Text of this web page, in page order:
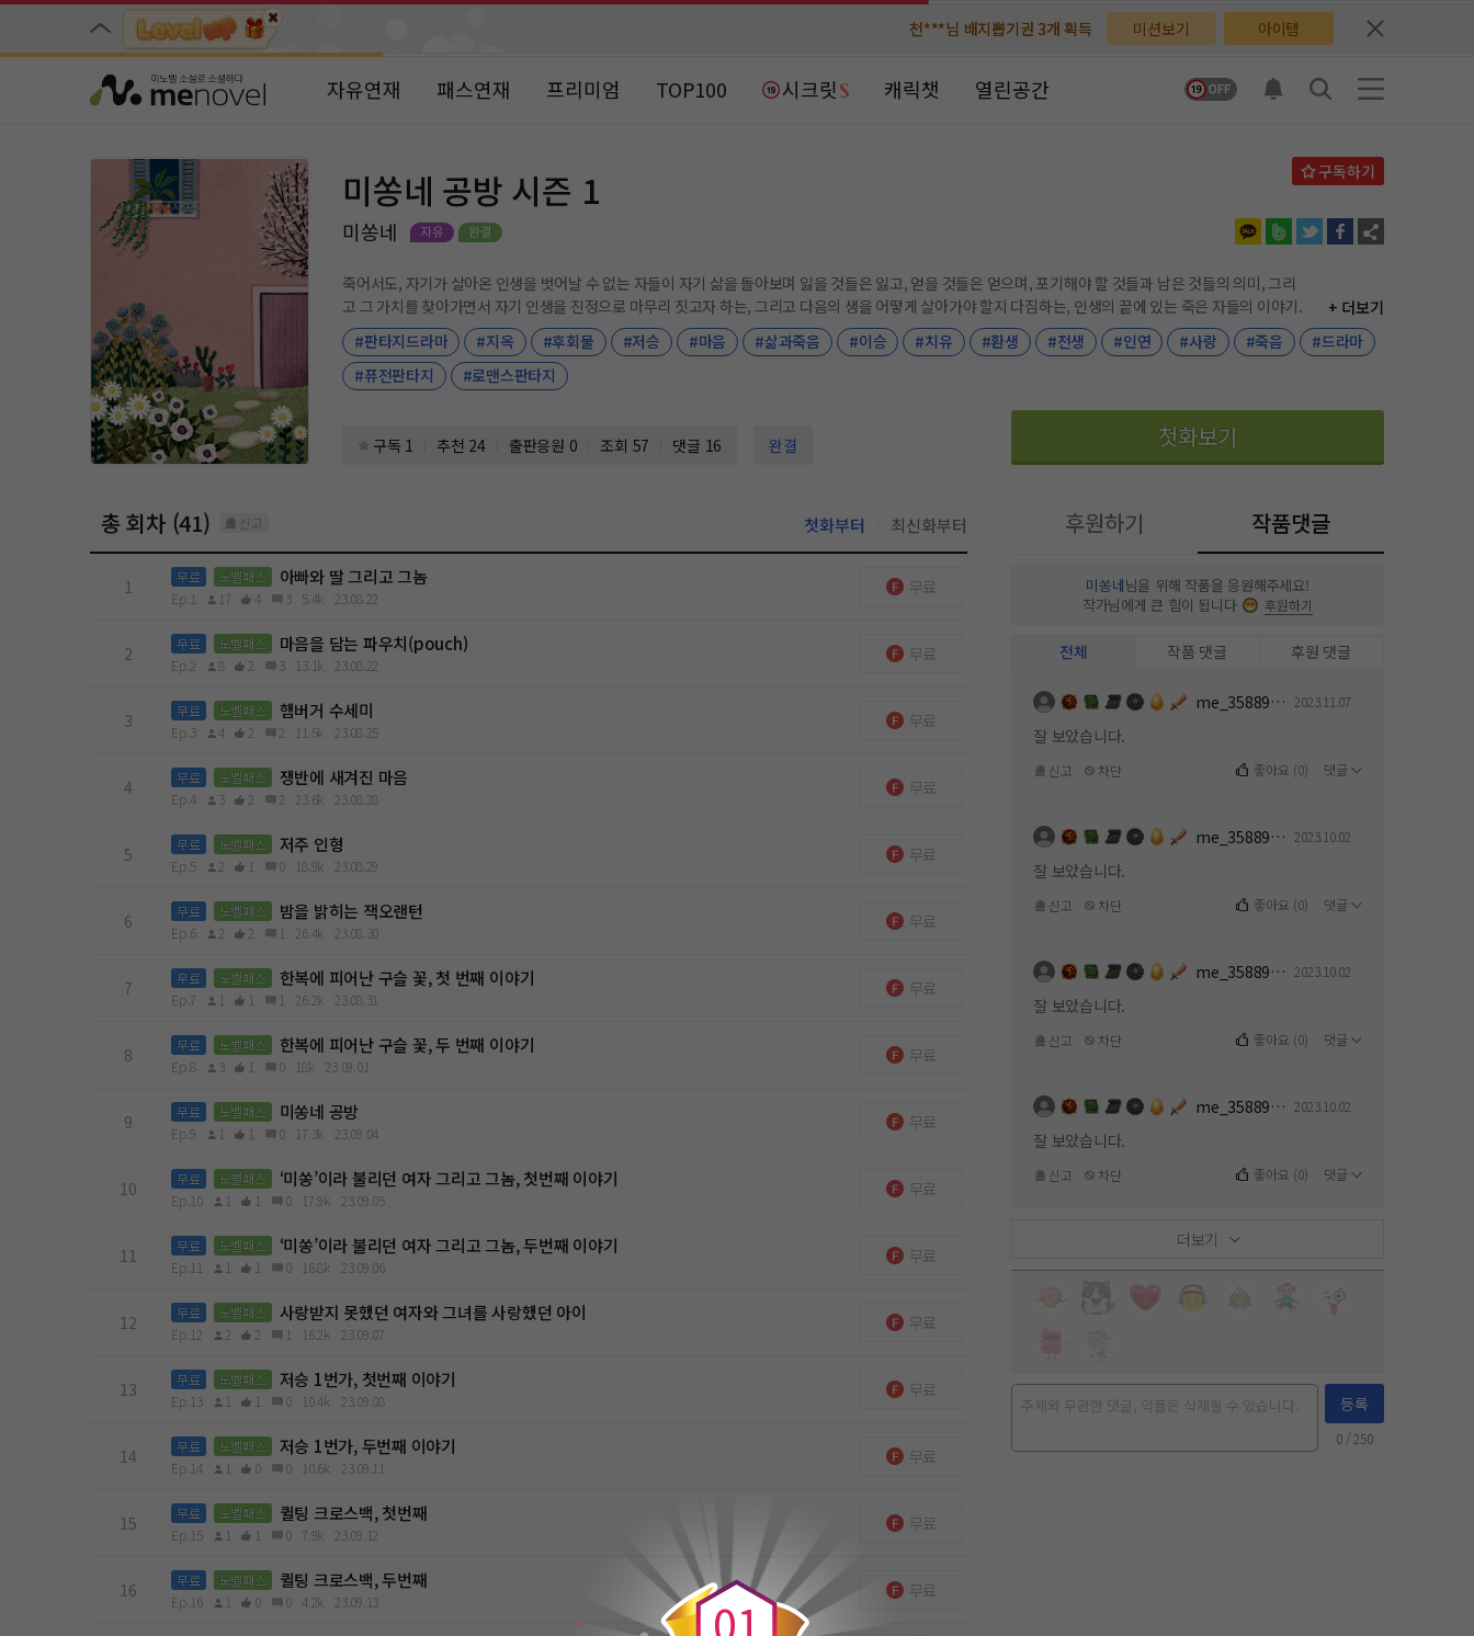
천***님 배지뽑기권 3개 획득
천***님 배지뽑기권 3개 획득
메**님 노벨패스 체험권 3일 획득
메**님 노벨패스 체험권 3일 획득
갈***님 후원10코인 획득
갈***님 후원10코인 획득
미션보기 아이템
자유연재 패스연재 프리미엄 TOP100 시크릿 캐릭챗 열린공간
미쏭네 공방 시즌 1
미쏭네
죽어서도, 자기가 살아온 인생을 벗어날 수 없는 자들이 자기 삶을 돌아보며 잃을 것들은 잃고, 얻을 것들은 얻으며, 포기해야 할 것들과 남은 것들의 의미, 그리
고 그 가치를 찾아가면서 자기 인생을 진정으로 마무리 짓고자 하는, 그리고 다음의 생을 어떻게 살아가야 할지 다짐하는, 인생의 끝에 있는 죽은 자들의 이야기.
+ 더보기
#판타지드라마
#지옥 #후회물 #저승 #마음 #삶과죽음 #이승 #치유 #환생 #전생 #인연 #사랑 #죽음
#드라마
#퓨전판타지
#로맨스판타지
구독 1 추천 24 출판응원 0 조회 57 댓글 16 완결 첫화보기
총 회차 (41) 신고 첫화부터 최신화부터
1 무료 노벨패스 아빠와 딸 그리고 그놈
Ep.1 17 4 3 5.4k 23.08.22
무료
2 무료 노벨패스 마음을 담는 파우치(pouch)
Ep.2 8 2 3 13.1k 23.08.22
무료
3 무료 노벨패스 햄버거 수세미
Ep.3 4 2 2 11.5k 23.08.25
무료
4 무료 노벨패스 쟁반에 새겨진 마음
Ep.4 3 2 2 23.6k 23.08.28
무료
5 무료 노벨패스 저주 인형
Ep.5 2 1 0 18.9k 23.08.29
무료
6 무료 노벨패스 밤을 밝히는 잭오랜턴
Ep.6 2 2 1 26.4k 23.08.30
무료
7 무료 노벨패스 한복에 피어난 구슬 꽃, 첫 번째 이야기
Ep.7 1 1 1 26.2k 23.08.31
무료
8 무료 노벨패스 한복에 피어난 구슬 꽃, 두 번째 이야기
Ep.8 3 1 0 18k 23.09.01
무료
9 무료 노벨패스 미쏭네 공방
Ep.9 1 1 0 17.3k 23.09.04
무료
10 무료 노벨패스 ‘미쏭’이라 불리던 여자 그리고 그놈, 첫번째 이야기
Ep.10 1 1 0 17.9k 23.09.05
무료
11 무료 노벨패스 ‘미쏭’이라 불리던 여자 그리고 그놈, 두번째 이야기
Ep.11 1 1 0 16.8k 23.09.06
무료
12 무료 노벨패스 사랑받지 못했던 여자와 그녀를 사랑했던 아이
Ep.12 2 2 1 16.2k 23.09.07
무료
13 무료 노벨패스 저승 1번가, 첫번째 이야기
Ep.13 1 1 0 10.4k 23.09.08
무료
14 무료 노벨패스 저승 1번가, 두번째 이야기
Ep.14 1 0 0 10.6k 23.09.11
무료
15 무료 노벨패스 퀼팅 크로스백, 첫번째
Ep.15 1 1 0 7.9k 23.09.12
무료
16 무료 노벨패스 퀼팅 크로스백, 두번째
Ep.16 1 0 0 4.2k 23.09.13
무료
후원하기 작품댓글
미쏭네님을 위해 작품을 응원해주세요!
작가님에게 큰 힘이 됩니다
후원하기
전체 작품 댓글 후원 댓글
me_358891154 2023.11.07
잘 보았습니다.
신고 차단 좋아요 (0) 댓글
me_358891154 2023.10.02
잘 보았습니다.
신고 차단 좋아요 (0) 댓글
me_358891154 2023.10.02
잘 보았습니다.
신고 차단 좋아요 (0) 댓글
me_358891154 2023.10.02
잘 보았습니다.
신고 차단 좋아요 (0) 댓글
더보기
등록
0 / 250
0
0
1